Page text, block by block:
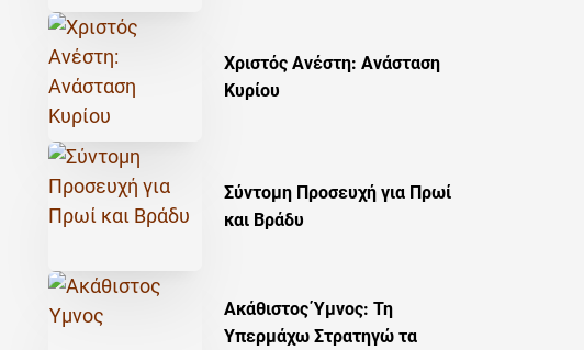
Χριστός Ανέστη: Ανάσταση
Κυρίου
Σύντομη Προσευχή για Πρωί
και Βράδυ
Ακάθιστος Ύμνος: Τη
Υπερμάχω Στρατηγώ τα